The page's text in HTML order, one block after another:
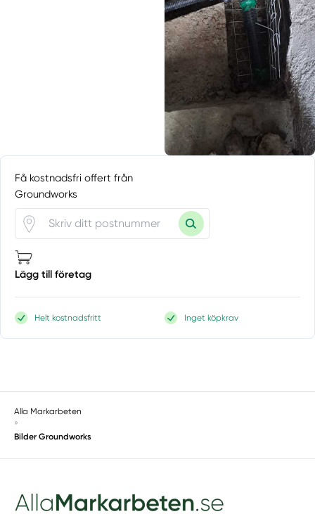
Få kostnadsfri offert från
Groundworks
Lägg till företag
Helt kostnadsfritt Inget köpkrav
Alla Markarbeten
»
Bilder Groundworks